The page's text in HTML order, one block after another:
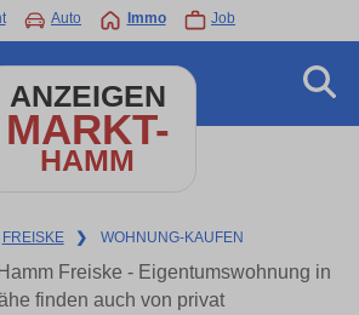
Auto Immo Job
ANZEIGEN
MARKT-
HAMM
FREISKE ❯ WOHNUNG-KAUFEN
Freiske - Eigentumswohnung in
finden auch von privat